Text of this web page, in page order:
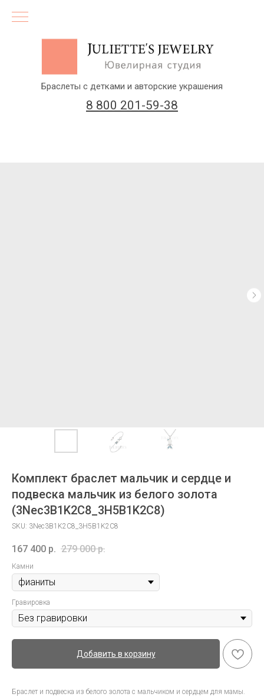
8 800 201-59-38
Браслеты с детками и авторские украшения
Комплект браслет мальчик и сердце и
подвеска мальчик из белого золота
(3Nec3B1K2C8_3H5B1K2C8)
SKU: 3Nec3B1K2C8_3H5B1K2C8
167 400 р. 279 000 р.
Камни
Гравировка
Добавить в корзину
Браслет и подвеска из белого золота с мальчиком и сердцем для мамы.